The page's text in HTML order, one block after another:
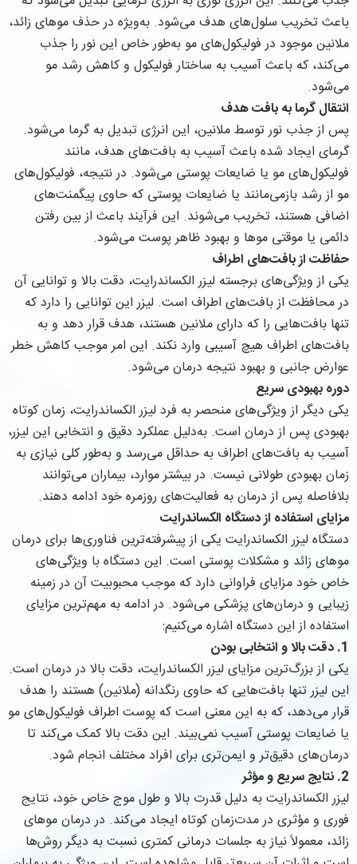
باعث تخریب سلول‌های هدف می‌شود. به‌ویژه در حذف موهای زائد،
ملانین موجود در فولیکول‌های مو به‌طور خاص این نور را جذب
می‌کند، که باعث آسیب به ساختار فولیکول و کاهش رشد مو
می‌شود.
انتقال گرما به بافت هدف
پس از جذب نور توسط ملانین، این انرژی تبدیل به گرما می‌شود.
گرمای ایجاد شده باعث آسیب به بافت‌های هدف، مانند
فولیکول‌های مو یا ضایعات پوستی می‌شود. در نتیجه، فولیکول‌های
مو از رشد بازمی‌مانند یا ضایعات پوستی که حاوی پیگمنت‌های
اضافی هستند، تخریب می‌شوند. این فرآیند باعث از بین رفتن
دائمی یا موقتی موها و بهبود ظاهر پوست می‌شود.
حفاظت از بافت‌های اطراف
یکی از ویژگی‌های برجسته لیزر الکساندرایت، دقت بالا و توانایی آن
در محافظت از بافت‌های اطراف است. لیزر این توانایی را دارد که
تنها بافت‌هایی را که دارای ملانین هستند، هدف قرار دهد و به
بافت‌های اطراف هیچ آسیبی وارد نکند. این امر موجب کاهش خطر
عوارض جانبی و بهبود نتیجه درمان می‌شود.
دوره بهبودی سریع
یکی دیگر از ویژگی‌های منحصر به فرد لیزر الکساندرایت، زمان کوتاه
بهبودی پس از درمان است. به‌دلیل عملکرد دقیق و انتخابی این لیزر،
آسیب به بافت‌های اطراف به حداقل می‌رسد و به‌طور کلی نیازی به
زمان بهبودی طولانی نیست. در بیشتر موارد، بیماران می‌توانند
بلافاصله پس از درمان به فعالیت‌های روزمره خود ادامه دهند.
مزایای استفاده از دستگاه الکساندرایت
دستگاه لیزر الکساندرایت یکی از پیشرفته‌ترین فناوری‌ها برای درمان
موهای زائد و مشکلات پوستی است. این دستگاه با ویژگی‌های
خاص خود مزایای فراوانی دارد که موجب محبوبیت آن در زمینه
زیبایی و درمان‌های پزشکی می‌شود. در ادامه به مهم‌ترین مزایای
استفاده از این دستگاه اشاره می‌کنیم:
1. دقت بالا و انتخابی بودن
یکی از بزرگ‌ترین مزایای لیزر الکساندرایت، دقت بالا در درمان است.
این لیزر تنها بافت‌هایی که حاوی رنگدانه (ملانین) هستند را هدف
قرار می‌دهد، که به این معنی است که پوست اطراف فولیکول‌های مو
یا ضایعات پوستی آسیب نمی‌بیند. این دقت بالا کمک می‌کند تا
درمان‌های دقیق‌تر و ایمن‌تری برای افراد مختلف انجام شود.
2. نتایج سریع و مؤثر
لیزر الکساندرایت به دلیل قدرت بالا و طول موج خاص خود، نتایج
فوری و مؤثری در مدت‌زمان کوتاه ایجاد می‌کند. در درمان موهای
زائد، معمولاً نیاز به جلسات درمانی کمتری نسبت به دیگر روش‌ها